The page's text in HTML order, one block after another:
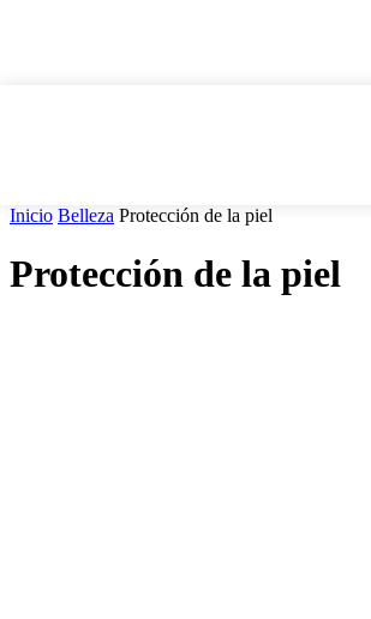
Inicio Belleza Protección de la piel
Protección de la piel